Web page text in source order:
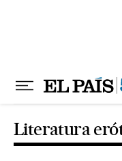
Literatura